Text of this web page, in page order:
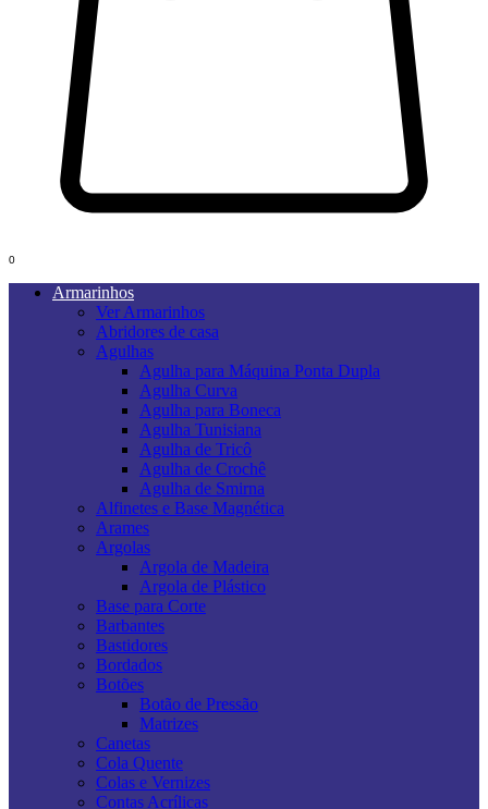
0
Armarinhos
Ver Armarinhos
Abridores de casa
Agulhas
Agulha para Máquina Ponta Dupla
Agulha Curva
Agulha para Boneca
Agulha Tunisiana
Agulha de Tricô
Agulha de Crochê
Agulha de Smirna
Alfinetes e Base Magnética
Arames
Argolas
Argola de Madeira
Argola de Plástico
Base para Corte
Barbantes
Bastidores
Bordados
Botões
Botão de Pressão
Matrizes
Canetas
Cola Quente
Colas e Vernizes
Contas Acrílicas